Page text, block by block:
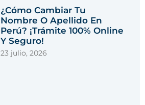
¿Cómo Cambiar Tu
Nombre O Apellido En
Perú? ¡Trámite 100% Online
Y Seguro!
23 julio, 2026